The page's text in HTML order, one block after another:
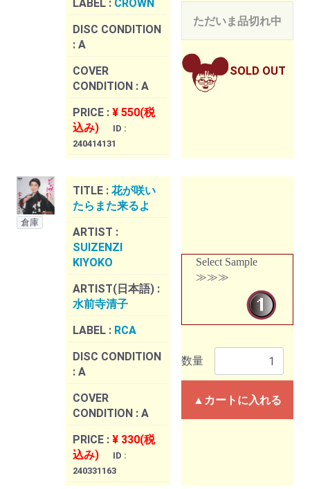
LABEL : CROWN
DISC CONDITION
: A
COVER
CONDITION : A
PRICE : ¥ 550(税
込み)
ID :
240414131
ただいま品切れ中
SOLD OUT
倉庫
TITLE : 花が咲い
たらまた来るよ
ARTIST :
SUIZENZI
KIYOKO
ARTIST(日本語) :
水前寺清子
LABEL : RCA
DISC CONDITION
: A
COVER
CONDITION : A
PRICE : ¥ 330(税
込み)
ID :
240331163
Select Sample
≫≫≫
数量
▲カートに入れる